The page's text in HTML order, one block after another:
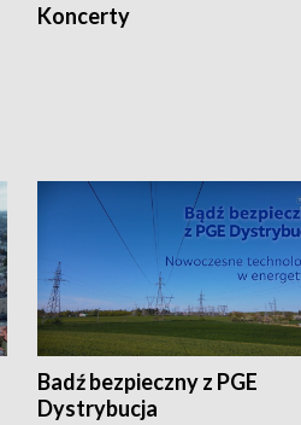
Koncerty
Badź bezpieczny z PGE
Dystrybucja